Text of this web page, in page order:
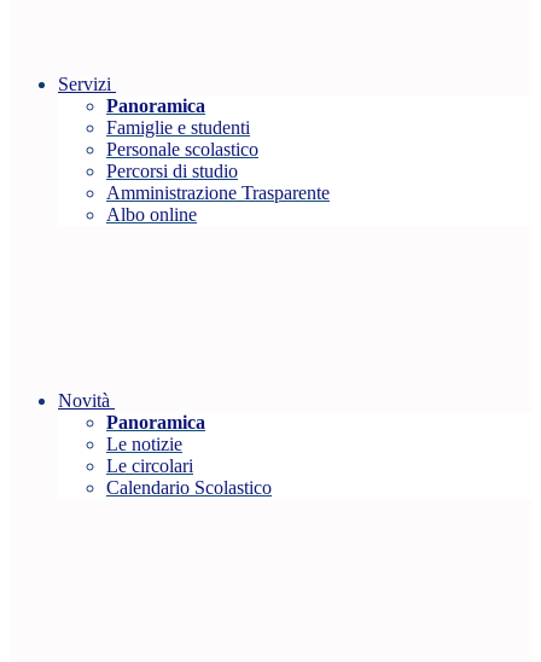
Servizi
Panoramica
Famiglie e studenti
Personale scolastico
Percorsi di studio
Amministrazione Trasparente
Albo online
Novità
Panoramica
Le notizie
Le circolari
Calendario Scolastico